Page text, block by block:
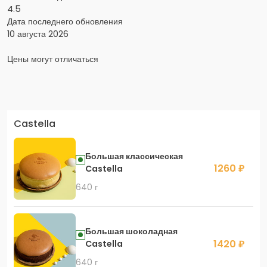
4.5
Дата последнего обновления
10 августа 2026
Цены могут отличаться
Скидка 400 руб. на первый заказ в приложении!
Скидка 450 руб. на первый заказ в приложении
Castella
Большая классическая
Castella
640 г
1260 ₽
Большая шоколадная
Castella
640 г
1420 ₽